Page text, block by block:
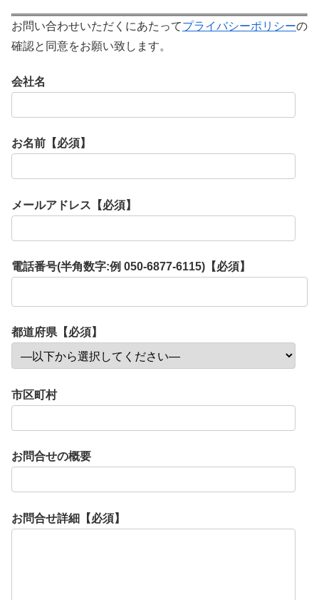
お問い合わせいただくにあたってプライバシーポリシーの
確認と同意をお願い致します。
会社名
お名前【必須】
メールアドレス【必須】
電話番号(半角数字:例 050-6877-6115)【必須】
都道府県【必須】
市区町村
お問合せの概要
お問合せ詳細【必須】